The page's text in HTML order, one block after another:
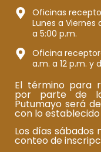
Oficinas
Lunes a Viernes
a 5:00 p.m.
Oficina
a.m. a 12 p.m. y
El término para
por parte de
Putumayo será
con lo establecido
Los días sábados
conteo de